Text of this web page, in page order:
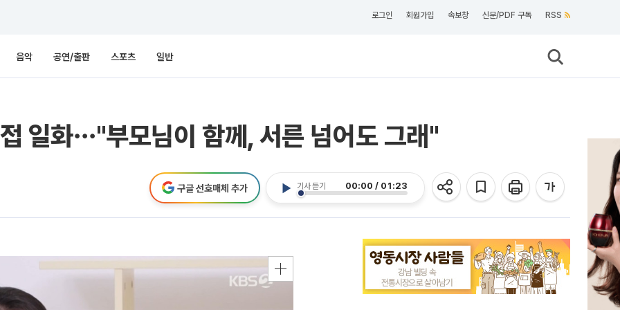
로그인 회원가입 속보창 신문/PDF 구독 RSS
음악 공연/출판 스포츠 일반
일화⋯"부모님이 함께, 서른 넘어도 그래"
기사 듣기 00:00 / 01:23
구글 선호매체 추가